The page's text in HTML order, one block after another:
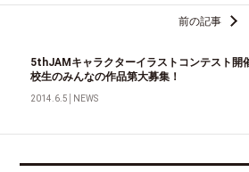
前の記事
5thJAMキャラクターイラストコンテスト開
校生のみんなの作品第大募集！
2014.6.5 NEWS